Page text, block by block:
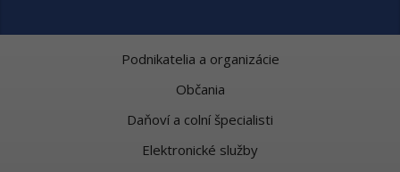
Podnikatelia a organizácie
Občania
Daňoví a colní špecialisti
Elektronické služby